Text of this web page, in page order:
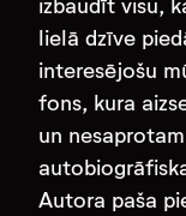
izbaudīt visu,
lielā dzīve
interesējošu
fons, kura
un
Autora paša